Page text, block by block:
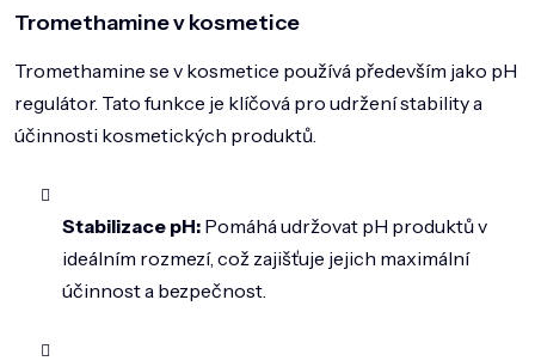
Tromethamine v kosmetice
Tromethamine se v kosmetice používá především jako pH
regulátor. Tato funkce je klíčová pro udržení stability a
účinnosti kosmetických produktů.
Stabilizace pH: Pomáhá udržovat pH produktů v
ideálním rozmezí, což zajišťuje jejich maximální
účinnost a bezpečnost.